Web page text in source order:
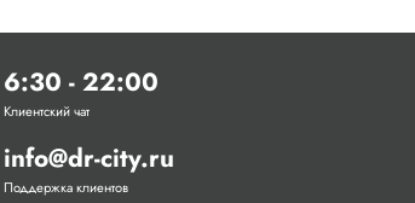
6:30 - 22:00
Клиентский чат
info@dr-city.ru
Поддержка клиентов